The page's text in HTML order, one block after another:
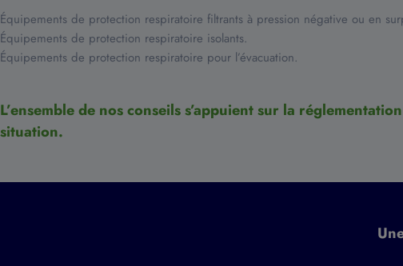
Équipements de protection respiratoire filtrants à pression négative ou en
Équipements de protection respiratoire isolants.
Équipements de protection respiratoire pour l’évacuation.
L’ensemble de nos conseils s’appuient sur la
situation.